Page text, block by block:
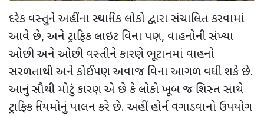
દરેક વસ્તુને અહીંના સ્થાનિક લોકો દ્વારા સંચાલિત કરવામાં
આવે છે, અને ટ્રાફિક લાઇટ વિના પણ, વાહનોની સંખ્યા
ઓછી અને ઓછી વસ્તીને કારણે ભૂટાનમાં વાહનો
સરળતાથી અને કોઈપણ અવાજ વિના આગળ વધી શકે છે.
આનું સૌથી મોટું કારણ એ છે કે લોકો ખૂબ જ શિસ્ત સાથે
ટ્રાફિક નિયમોનું પાલન કરે છે. અહીં હોર્ન વગાડવાનો ઉપયોગ